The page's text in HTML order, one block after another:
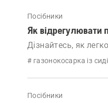
Посібники
Як відрегулювати
Дізнайтесь, як
сидінням.
# газонокосарка із
Посібники